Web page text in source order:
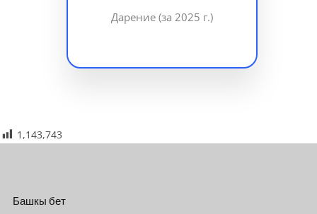
Дарение (за 2025 г.)
1,143,743
Башкы бет